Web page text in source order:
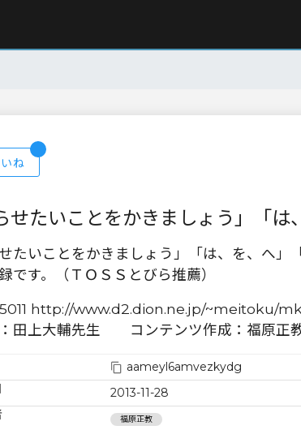
ね
せたいことをかきましょう」「は
せたいことをかきましょう」「は、を、へ
です。（ＴＯＳＳとびら推薦）
http://www.d2.dion.ne.jp/
田上大輔先生 コンテンツ作成：福原正
aameyl6amvezkydg
2013-11-28
福原正教